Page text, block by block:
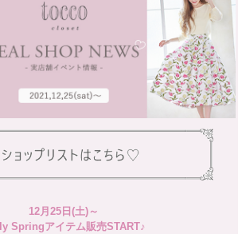
12月25日(土)～
Springアイテム販売START♪